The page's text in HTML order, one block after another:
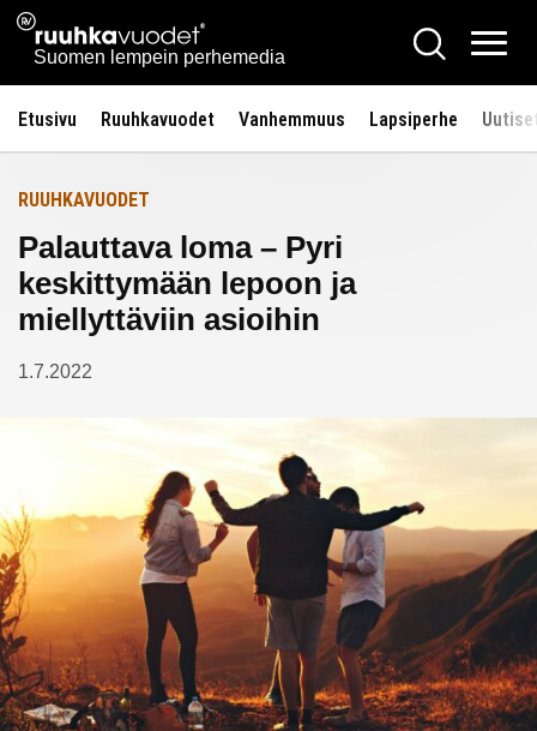
Siirry
sisältöön
Ruuhkavuodet.fi
Suomen lempein perhemedia
Hae
Etusivu Ruuhkavuodet Vanhemmuus Lapsiperhe
Etusivulle
RUUHKAVUODET
Palauttava loma – Pyri
keskittymään lepoon ja
miellyttäviin asioihin
1.7.2022